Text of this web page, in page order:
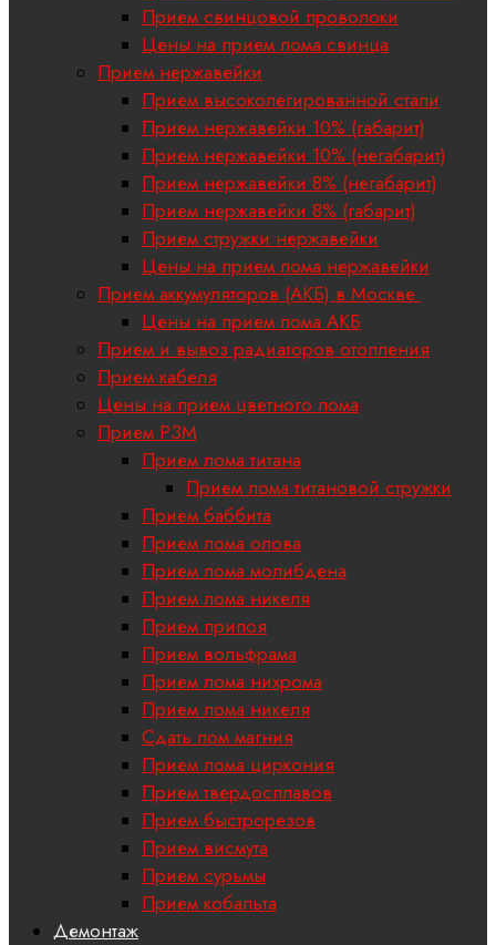
Прием свинцовой проволоки
Цены на прием лома свинца
Прием нержавейки
Прием высоколегированной стали
Прием нержавейки 10% (габарит)
Прием нержавейки 10% (негабарит)
Прием нержавейки 8% (негабарит)
Прием нержавейки 8% (габарит)
Прием стружки нержавейки
Цены на прием лома нержавейки
Прием аккумуляторов (АКБ) в Москве
Цены на прием лома АКБ
Прием и вывоз радиаторов отопления
Прием кабеля
Цены на прием цветного лома
Прием РЗМ
Прием лома титана
Прием лома титановой стружки
Прием баббита
Прием лома олова
Прием лома молибдена
Прием лома никеля
Прием припоя
Прием вольфрама
Прием лома нихрома
Прием лома никеля
Сдать лом магния
Прием лома циркония
Прием твердосплавов
Прием быстрорезов
Прием висмута
Прием сурьмы
Прием кобальта
Демонтаж